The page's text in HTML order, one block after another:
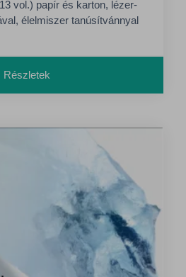
vol.) papír és karton, lézer-
élelmiszer tanúsítvánnyal
Részletek